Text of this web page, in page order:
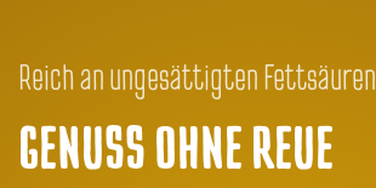
Reich an ungesättigten Fettsäuren
GENUSS OHNE REUE